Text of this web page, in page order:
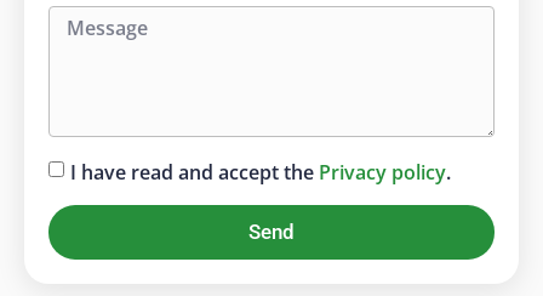
I have read and accept the Privacy policy.
Send